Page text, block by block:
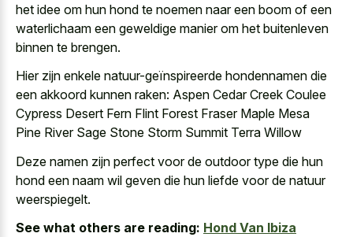
het idee om hun hond te noemen naar een boom of een
waterlichaam een geweldige manier om het buitenleven
binnen te brengen.
Hier zijn enkele natuur-geïnspireerde hondennamen die
een akkoord kunnen raken: Aspen Cedar Creek Coulee
Cypress Desert Fern Flint Forest Fraser Maple Mesa
Pine River Sage Stone Storm Summit Terra Willow
Deze namen zijn perfect voor de outdoor type die hun
hond een naam wil geven die hun liefde voor de natuur
weerspiegelt.
See what others are reading: Hond Van Ibiza